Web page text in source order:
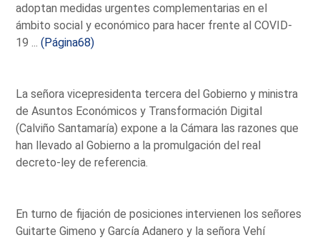
adoptan medidas urgentes complementarias en el
ámbito social y económico para hacer frente al COVID-
19 ...(Página68)
La señora vicepresidenta tercera del Gobierno y ministra
de Asuntos Económicos y Transformación Digital
(Calviño Santamaría) expone a la Cámara las razones que
han llevado al Gobierno a la promulgación del real
decreto-ley de referencia.
En turno de fijación de posiciones intervienen los señores
Guitarte Gimeno y García Adanero y la señora Vehí